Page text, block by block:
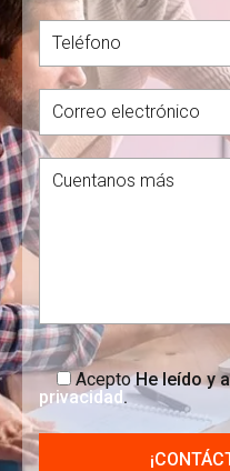
AceptoHe leído y
privacidad.